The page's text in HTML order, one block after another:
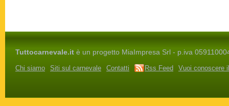
Tuttocarnevale.it è un progetto MiaImpresa Srl - p.iva
Chi siamo Siti sul carnevale Contatti Rss Feed Vuoi conoscere